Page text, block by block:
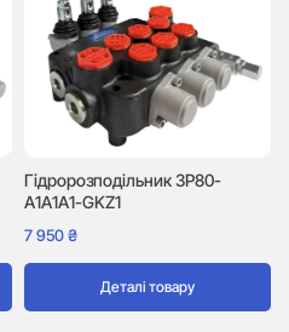
Гідророзподільник 3P80-
A1A1A1-GKZ1
7 950₴
Деталі товару